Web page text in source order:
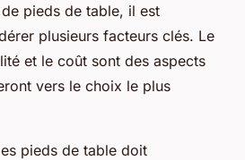
de pieds de table, il est
plusieurs facteurs clés. Le
et le coût sont des aspects
vers le choix le plus
pieds de table doit